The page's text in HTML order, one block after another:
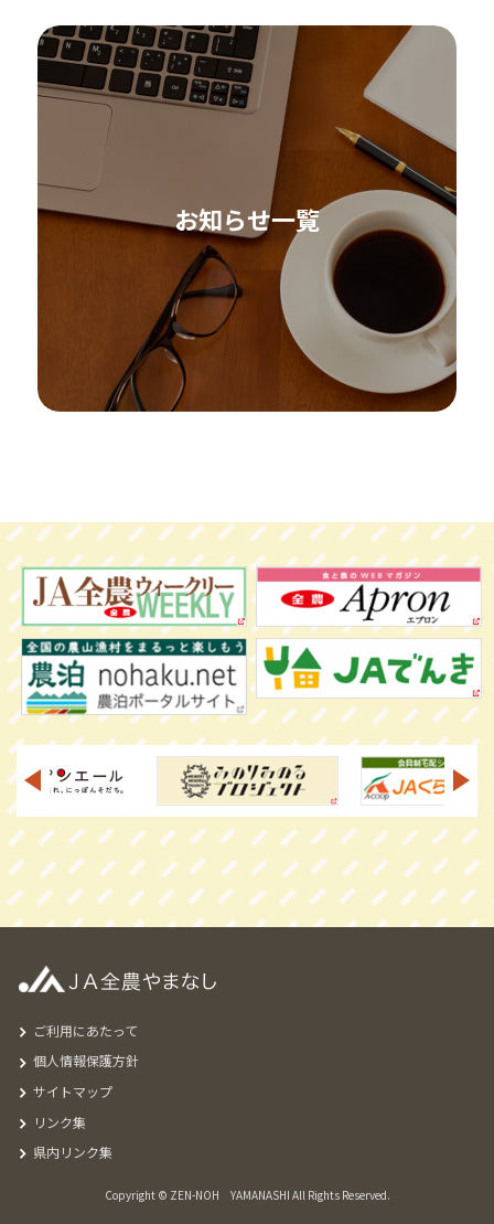
お知らせ一覧
Copyright © ZEN-NOH YAMANASHI All Rights Reserved.
ご利用にあたって
個人情報保護方針
サイトマップ
リンク集
県内リンク集